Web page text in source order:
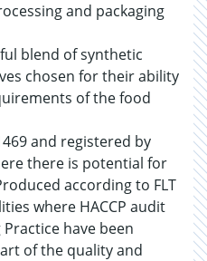
and packaging
blend of synthetic
chosen for their ability
of the food
and registered by
there is potential for
according to FLT
where HACCP audit
have been
of the quality and